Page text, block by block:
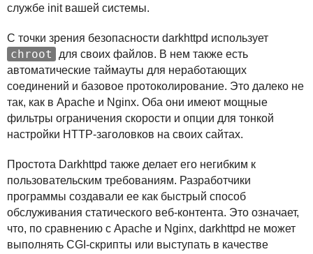
службе init вашей системы.
С точки зрения безопасности darkhttpd использует
chroot
для своих файлов. В нем также есть
автоматические таймауты для неработающих
соединений и базовое протоколирование. Это далеко не
так, как в Apache и Nginx. Оба они имеют мощные
фильтры ограничения скорости и опции для тонкой
настройки HTTP-заголовков на своих сайтах.
Простота Darkhttpd также делает его негибким к
пользовательским требованиям. Разработчики
программы создавали ее как быстрый способ
обслуживания статического веб-контента. Это означает,
что, по сравнению с Apache и Nginx, darkhttpd не может
выполнять CGI -скрипты или выступать в качестве